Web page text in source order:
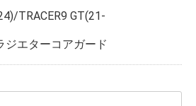
TRACER9 GT(21-
ジエターコアガード